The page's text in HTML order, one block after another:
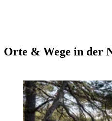
Orte & Wege in der